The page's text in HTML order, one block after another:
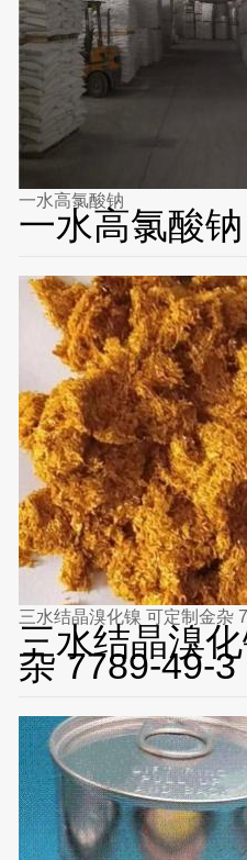
一水高氯酸钠
一水高氯酸钠
三水结晶溴化镍 可定制金杂
三水结晶溴
杂 7789-49-3